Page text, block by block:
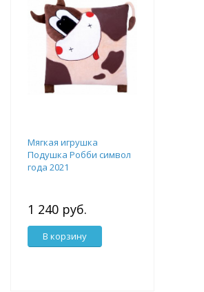
Мягкая игрушка
Подушка Робби символ
года 2021
1 240 руб.
В корзину